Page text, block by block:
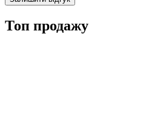
Топ продажу